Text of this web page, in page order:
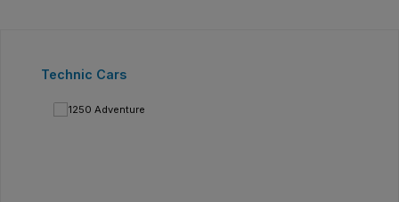
Produktgalerie überspringen
Technic Cars